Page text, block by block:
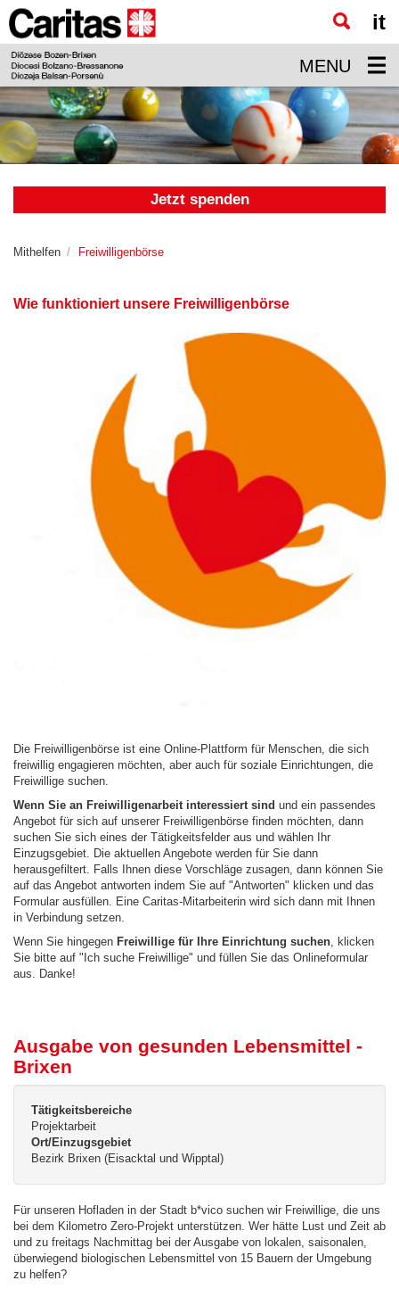
Zum
Hauptinhalt
springen
it
MENU
Jetzt spenden
Mithelfen Freiwilligenbörse
Wie funktioniert unsere Freiwilligenbörse
Die Freiwilligenbörse ist eine Online-Plattform für Menschen, die sich
freiwillig engagieren möchten, aber auch für soziale Einrichtungen, die
Freiwillige suchen.
Wenn Sie an Freiwilligenarbeit interessiert sind und ein passendes
Angebot für sich auf unserer Freiwilligenbörse finden möchten, dann
suchen Sie sich eines der Tätigkeitsfelder aus und wählen Ihr
Einzugsgebiet. Die aktuellen Angebote werden für Sie dann
herausgefiltert. Falls Ihnen diese Vorschläge zusagen, dann können Sie
auf das Angebot antworten indem Sie auf "Antworten" klicken und das
Formular ausfüllen. Eine Caritas-Mitarbeiterin wird sich dann mit Ihnen
in Verbindung setzen.
Wenn Sie hingegen Freiwillige für Ihre Einrichtung suchen , klicken
Sie bitte auf "Ich suche Freiwillige" und füllen Sie das Onlineformular
aus. Danke!
Ausgabe von gesunden Lebensmittel -
Brixen
Tätigkeitsbereiche
Projektarbeit
Ort/Einzugsgebiet
Bezirk Brixen (Eisacktal und Wipptal)
Für unseren Hofladen in der Stadt b*vico suchen wir Freiwillige, die uns
bei dem Kilometro Zero-Projekt unterstützen. Wer hätte Lust und Zeit ab
und zu freitags Nachmittag bei der Ausgabe von lokalen, saisonalen,
überwiegend biologischen Lebensmittel von 15 Bauern der Umgebung
zu helfen?